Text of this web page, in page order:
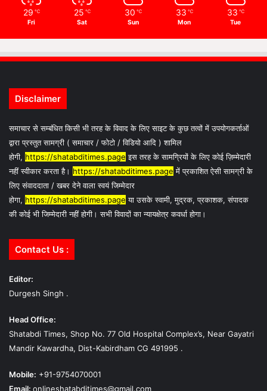
29 ℃
Fri
25 ℃
Sat
30 ℃
Sun
33 ℃
Mon
33 ℃
Tue
Disclaimer
समाचार से सम्बंधित किसी भी तरह के विवाद के लिए साइट के कुछ तत्वों में उपयोगकर्ताओं
द्वारा प्रस्तुत सामग्री ( समाचार / फोटो / विडियो आदि ) शामिल
होगी, https://shatabditimes.page इस तरह के सामग्रियों के लिए कोई ज़िम्मेदारी
नहीं स्वीकार करता है। https://shatabditimes.page में प्रकाशित ऐसी सामग्री के
लिए संवाददाता / खबर देने वाला स्वयं जिम्मेदार
होगा, https://shatabditimes.page या उसके स्वामी, मुद्रक, प्रकाशक, संपादक
की कोई भी जिम्मेदारी नहीं होगी। सभी विवादों का न्यायक्षेत्र कवर्धा होगा।
Contact Us :
Editor:
Durgesh Singh .
Head Office:
Shatabdi Times, Shop No. 77 Old Hospital Complex’s, Near Gayatri
Mandir Kawardha, Dist-Kabirdham CG 491995 .
Mobile: +91-9754070001
Email: onlineshatabditimes@gmail.com